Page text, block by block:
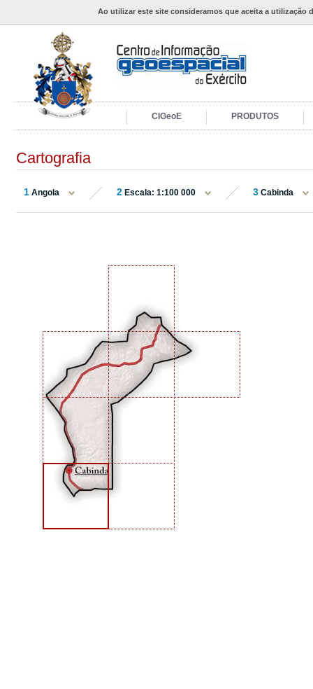
Ao utilizar este site consideramos que aceita a utilização
CIGeoE PRODUTOS
Cartografia
1 Angola 2 Escala: 1:100 000 3 Cabinda